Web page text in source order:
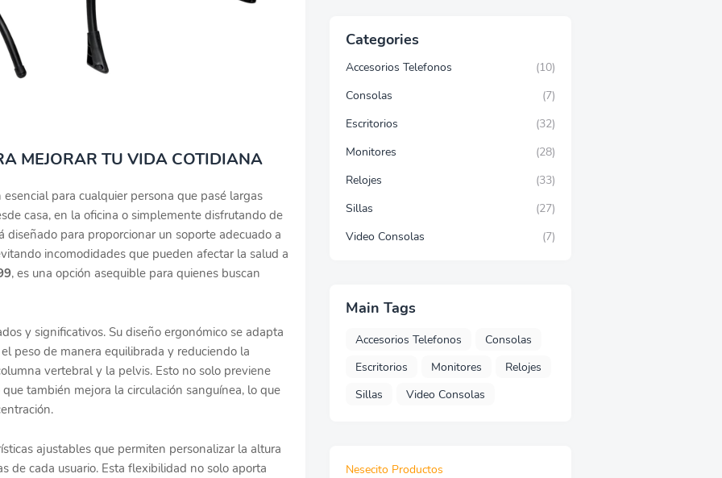
MEJORAR TU VIDA COTIDIANA
para cualquier persona que pasé largas
casa, en la oficina o simplemente disfrutando de
diseñado para proporcionar un soporte adecuado a
incomodidades que pueden afectar la salud a
, es una opción asequible para quienes buscan
y significativos. Su diseño ergonómico se adapta
peso de manera equilibrada y reduciendo la
vertebral y la pelvis. Esto no solo previene
también mejora la circulación sanguínea, lo que
ajustables que permiten personalizar la altura
de cada usuario. Esta flexibilidad no solo aporta
Categories
Accesorios Telefonos
(10)
Consolas
(7)
Escritorios
(32)
Monitores
(28)
Relojes
(33)
Sillas
(27)
Video Consolas
(7)
Main Tags
Accesorios Telefonos
Consolas
Escritorios
Monitores
Relojes
Sillas
Video Consolas
Nesecito Productos